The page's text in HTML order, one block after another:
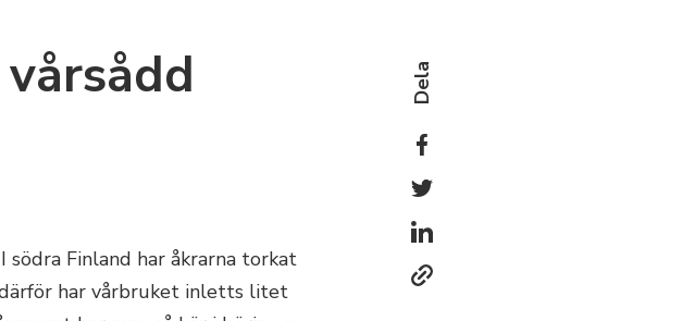
södra Finland har åkrarna torkat
har vårbruket inletts litet
Dela